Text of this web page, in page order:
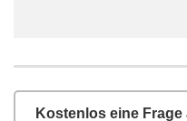
Kostenlos eine Frage